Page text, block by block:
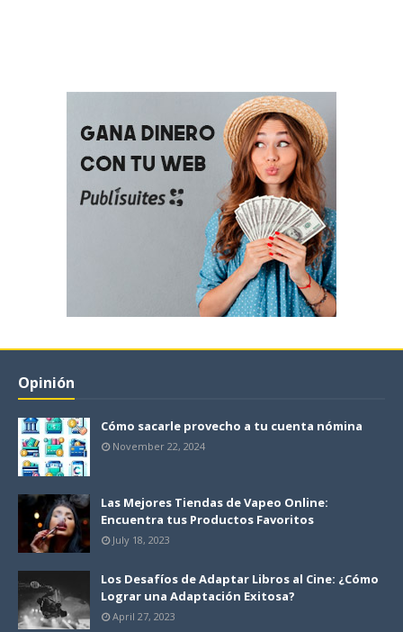
Opinión
Cómo sacarle provecho a tu cuenta nómina
November 22, 2024
Las Mejores Tiendas de Vapeo Online:
Encuentra tus Productos Favoritos
July 18, 2023
Los Desafíos de Adaptar Libros al Cine: ¿Cómo
Lograr una Adaptación Exitosa?
April 27, 2023